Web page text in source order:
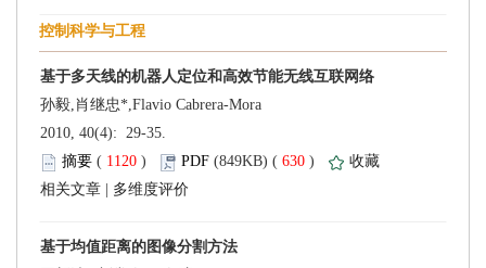
2010, 40(4): 29-35.
(
) 630 )